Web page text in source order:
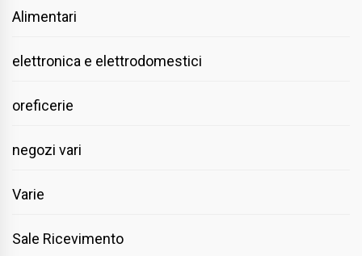
Alimentari
elettronica e elettrodomestici
oreficerie
negozi vari
Varie
Sale Ricevimento